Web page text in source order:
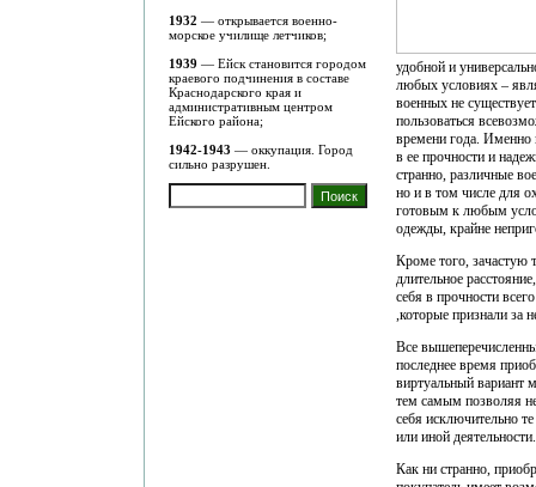
1932 — открывается военно-
морское училище летчиков;
1939 — Ейск становится городом
краевого подчинения в составе
Краснодарского края и
административным центром
Ейского района;
1942-1943 — оккупация. Город
сильно разрушен.
удобной и
любых условиях –
военных не
пользоваться
времени года. Именно
в ее прочности и
странно, различные
но и в том числе для
готовым к любым
одежды, крайне
Кроме того, зачастую
длительное
себя в прочности
,которые признали за
Все
последнее время
виртуальный вариант
тем самым позволяя
себя исключительно
или иной деятельности.
Как ни странно,